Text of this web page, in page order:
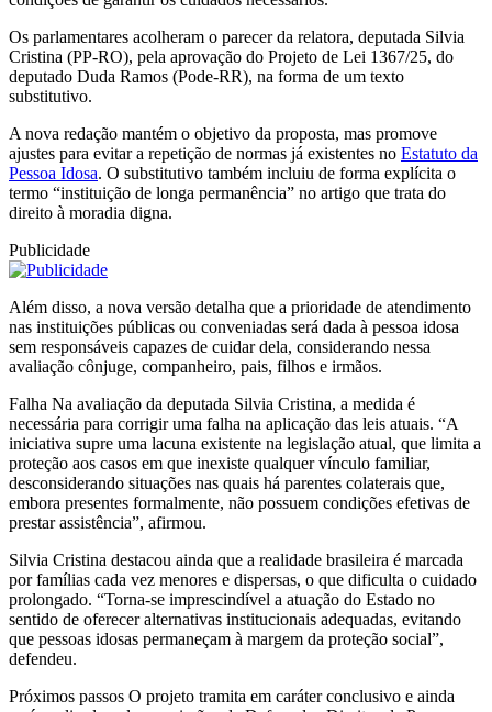
Os parlamentares acolheram o parecer da relatora, deputada Silvia
Cristina (PP-RO), pela aprovação do Projeto de Lei 1367/25, do
deputado Duda Ramos (Pode-RR), na forma de um texto
substitutivo.
A nova redação mantém o objetivo da proposta, mas promove
ajustes para evitar a repetição de normas já existentes no Estatuto da
Pessoa Idosa. O substitutivo também incluiu de forma explícita o
termo “instituição de longa permanência” no artigo que trata do
direito à moradia digna.
Publicidade
Além disso, a nova versão detalha que a prioridade de atendimento
nas instituições públicas ou conveniadas será dada à pessoa idosa
sem responsáveis capazes de cuidar dela, considerando nessa
avaliação cônjuge, companheiro, pais, filhos e irmãos.
Falha Na avaliação da deputada Silvia Cristina, a medida é
necessária para corrigir uma falha na aplicação das leis atuais. “A
iniciativa supre uma lacuna existente na legislação atual, que limita a
proteção aos casos em que inexiste qualquer vínculo familiar,
desconsiderando situações nas quais há parentes colaterais que,
embora presentes formalmente, não possuem condições efetivas de
prestar assistência”, afirmou.
Silvia Cristina destacou ainda que a realidade brasileira é marcada
por famílias cada vez menores e dispersas, o que dificulta o cuidado
prolongado. “Torna-se imprescindível a atuação do Estado no
sentido de oferecer alternativas institucionais adequadas, evitando
que pessoas idosas permaneçam à margem da proteção social”,
defendeu.
Próximos passos O projeto tramita em caráter conclusivo e ainda